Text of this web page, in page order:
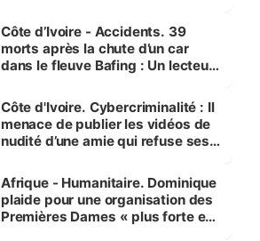
Côte d’Ivoire - Accidents. 39
morts après la chute d’un car
dans le fleuve Bafing : Un lecteur
des Transports
Côte d'Ivoire. Cybercriminalité : Il
menace de publier les vidéos de
nudité d’une amie qui refuse ses
Afrique - Humanitaire. Dominique
plaide pour une organisation des
Premières Dames « plus forte et